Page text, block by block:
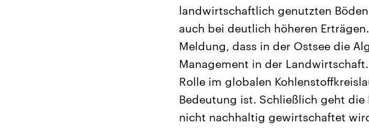
landwirtschaftlich genutzten
auch bei deutlich höheren
Meldung, dass in der Ostsee die
Management in der
Rolle im globalen
Bedeutung ist. Schließlich geht
nicht nachhaltig gewirtschaftet